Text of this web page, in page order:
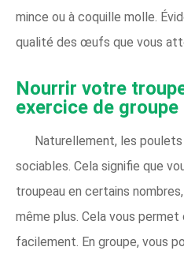
mince ou à coquille molle.
qualité des œufs que vous
Nourrir votre
exercice de groupe
Naturellement, les
sociables. Cela signifie que
troupeau en certains
même plus. Cela vous permet
facilement. En groupe, vous